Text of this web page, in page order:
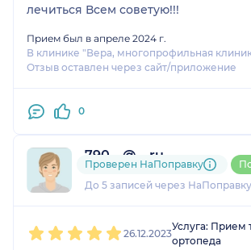
лечиться Всем советую!!!
Прием был в апреле 2024 г.
В клинике "Вера, многопрофильная
Отзыв оставлен через сайт/приложение
0
790....@....ru
1 отзыв
До 5 записей через НаПоправку
Проверен НаПоправку
26.12.2023
Услуга: Прием
ортопеда